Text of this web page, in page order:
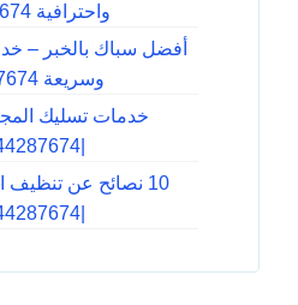
واحترافية 0544287674
أفضل سباك بالخبر –
وسريعة 0544287674
خدمات تسليك
10 نصائح عن تنظيف